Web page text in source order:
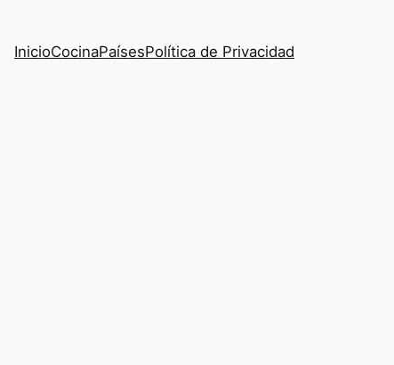
InicioCocinaPaísesPolítica de Privacidad